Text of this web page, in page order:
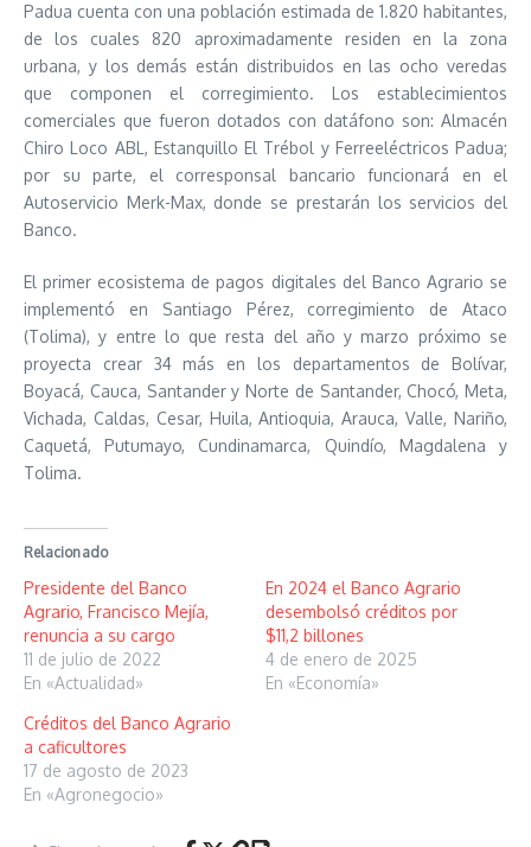
Padua cuenta con una población estimada de 1.820 habitantes,
de los cuales 820 aproximadamente residen en la zona
urbana, y los demás están distribuidos en las ocho veredas
que componen el corregimiento. Los establecimientos
comerciales que fueron dotados con datáfono son: Almacén
Chiro Loco ABL, Estanquillo El Trébol y Ferreeléctricos Padua;
por su parte, el corresponsal bancario funcionará en el
Autoservicio Merk-Max, donde se prestarán los servicios del
Banco.
El primer ecosistema de pagos digitales del Banco Agrario se
implementó en Santiago Pérez, corregimiento de Ataco
(Tolima), y entre lo que resta del año y marzo próximo se
proyecta crear 34 más en los departamentos de Bolívar,
Boyacá, Cauca, Santander y Norte de Santander, Chocó, Meta,
Vichada, Caldas, Cesar, Huila, Antioquia, Arauca, Valle, Nariño,
Caquetá, Putumayo, Cundinamarca, Quindío, Magdalena y
Tolima.
Relacionado
Presidente del Banco
Agrario, Francisco Mejía,
renuncia a su cargo
11 de julio de 2022
En «Actualidad»
En 2024 el Banco Agrario
desembolsó créditos por
$11,2 billones
4 de enero de 2025
En «Economía»
Créditos del Banco Agrario
a caficultores
17 de agosto de 2023
En «Agronegocio»